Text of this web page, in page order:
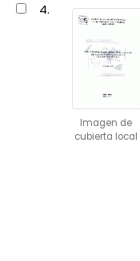
4.
Imagen de
cubierta local